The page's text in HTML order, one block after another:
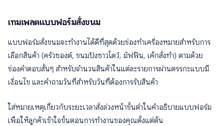
เทมเพลตแบบฟอร์มสั่งขนม
แบบฟอร์มสั่งขนมจะทำงานได้ดีที่สุดด้วยช่องทำเครื่องหมายสำหรับการ
เลือกสินค้า (ครัวซองต์, ขนมปังซาวโดว์, มัฟฟิน, เค้กสั่งทำ) ตามด้วย
ช่องคำตอบสั้นๆ สำหรับจำนวนสินค้าในแต่ละรายการผ่านตรรกะแบบมี
เงื่อนไข และคำถามวันที่สำหรับวันที่ต้องการรับสินค้า
ใส่หมายเหตุเกี่ยวกับระยะเวลาสั่งล่วงหน้าขั้นต่ำในคำอธิบายแบบฟอร์ม
เพื่อให้ลูกค้าเข้าใจขั้นตอนการทำงานของคุณตั้งแต่ต้น